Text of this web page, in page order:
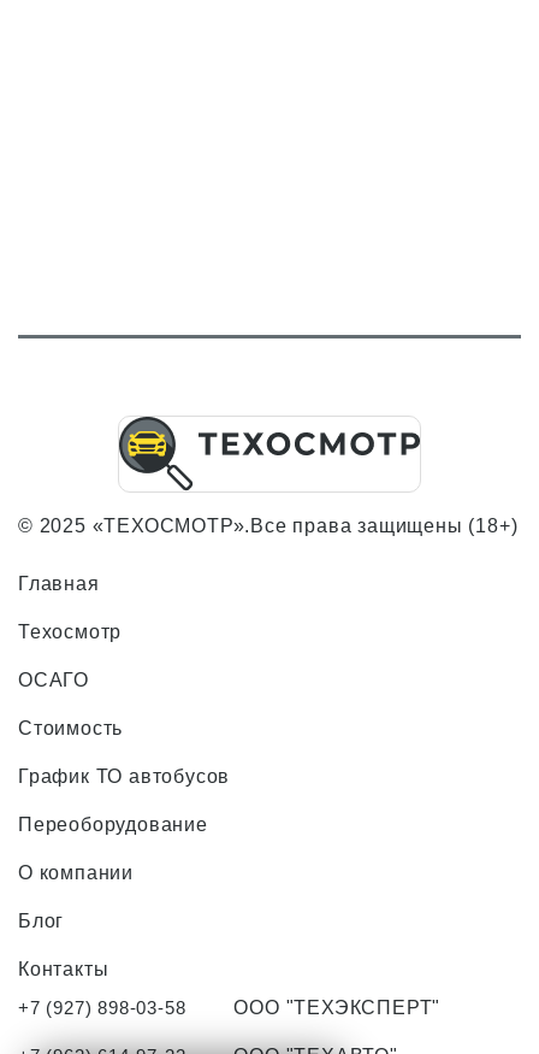
© 2025 «ТЕХОСМОТР».Все права защищены (18+)
Главная
Техосмотр
ОСАГО
Стоимость
График ТО автобусов
Переоборудование
О компании
Блог
Контакты
+7 (927) 898-03-58
ООО "ТЕХЭКСПЕРТ"